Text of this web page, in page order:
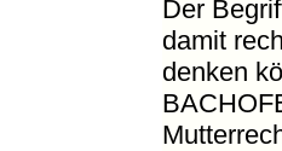
Der
damit
denken